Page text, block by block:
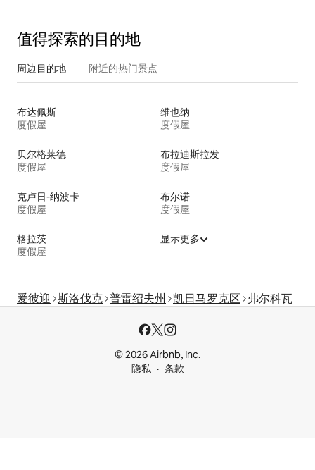
值得探索的目的地
周边目的地 附近的热门景点
布达佩斯
度假屋
维也纳
度假屋
贝尔格莱德
度假屋
布拉迪斯拉发
度假屋
克卢日-纳波卡
度假屋
布尔诺
度假屋
格拉茨
度假屋
显示更多
爱彼迎 斯洛伐克 普雷绍夫州 凯日马罗克区 弗尔科瓦
© 2026 Airbnb, Inc.
隐私
条款